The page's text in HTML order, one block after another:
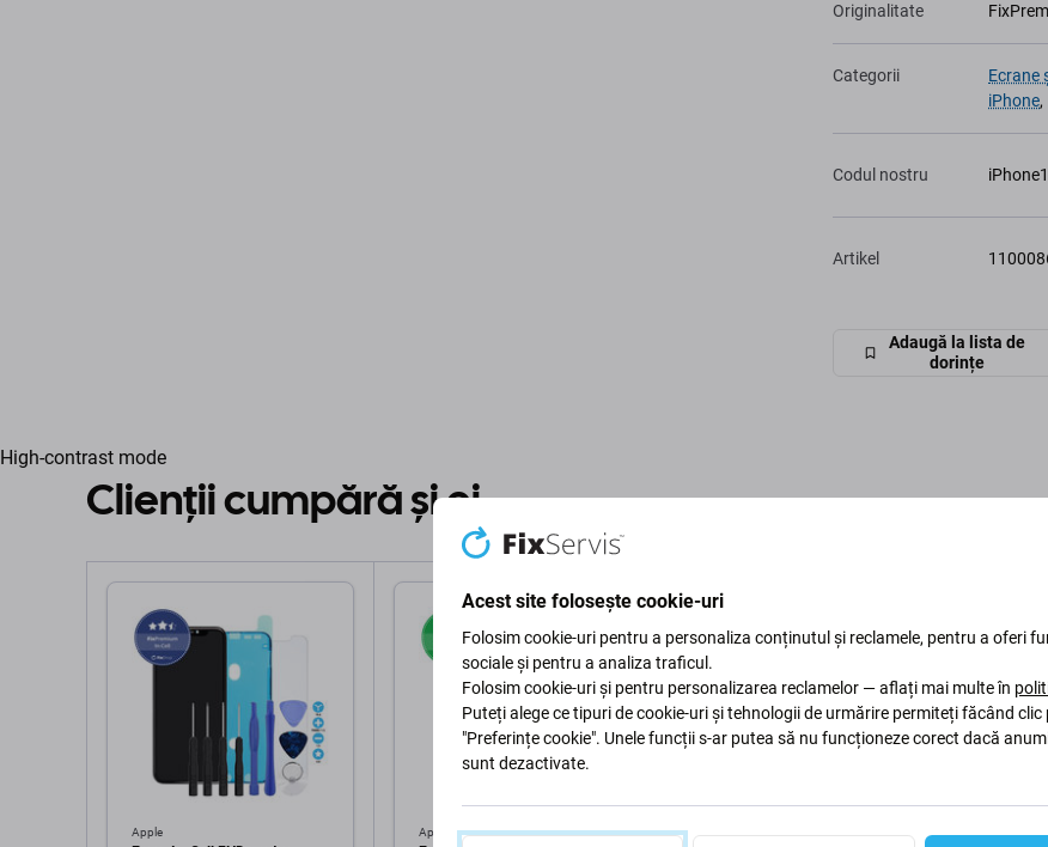
Originalitate
Categorii Ecrane
iPhone,
Codul nostru
Artikel
Adaugă la lista de
dorințe
High-contrast mode
Clienții cumpără și ei
Apple Apple
Acest site folosește cookie-uri
Folosim cookie-uri pentru a personaliza conținutul și reclamele, pentru a oferi
sociale și pentru a analiza traficul.
Folosim cookie-uri și pentru personalizarea reclamelor — aflați mai multe în
Puteți alege ce tipuri de cookie-uri și tehnologii de urmărire permiteți făcând clic
"Preferințe cookie". Unele funcții s-ar putea să nu funcționeze corect dacă
sunt dezactivate.